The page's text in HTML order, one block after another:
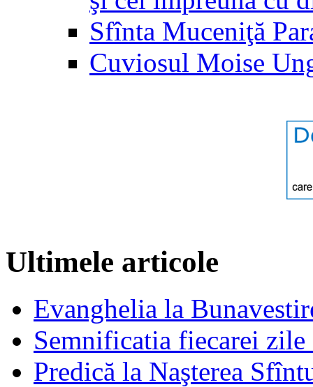
Sfînta Muceniţă
Cuviosul Moise
Ultimele articole
Evanghelia la
Semnificatia fiecarei
Predică la Naşterea